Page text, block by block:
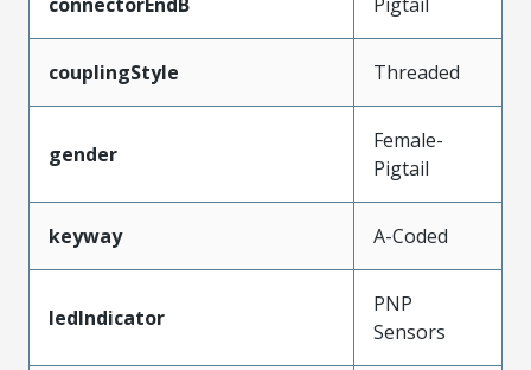
couplingStyle Threaded
gender
Female-
Pigtail
keyway A-Coded
ledIndicator
PNP
Sensors